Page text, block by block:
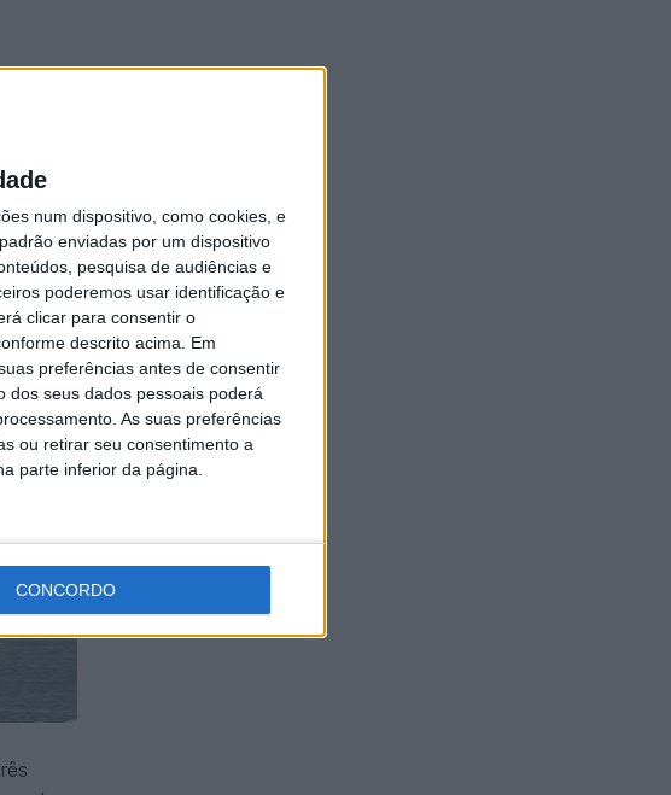
num dispositivo, como cookies, e
enviadas por um dispositivo
pesquisa de audiências e
poderemos usar identificação e
clicar para consentir o
descrito acima. Em
preferências antes de consentir
dos seus dados pessoais poderá
As suas preferências
ou retirar seu consentimento a
parte inferior da página.
CONCORDO